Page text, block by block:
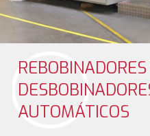
AUTOMÁTICOS